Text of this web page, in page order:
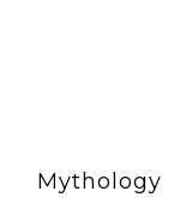
Mythology